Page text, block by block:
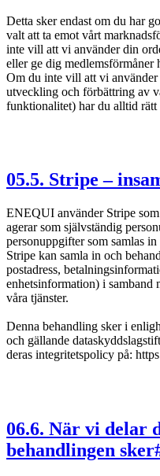
Detta sker endast om du har
valt att ta emot vårt
inte vill att vi använder din
eller ge dig medlemsförmåner
Om du inte vill att vi
utveckling och förbättring av
funktionalitet) har du alltid rätt
05.5. Stripe –
ENEQUI använder Stripe
agerar som självständig
personuppgifter som samlas
Stripe kan samla in och
postadress,
enhetsinformation) i samband
våra tjänster.
Denna behandling sker i
och gällande
deras integritetspolicy på:
06.6. När vi delar
behandlingen sker